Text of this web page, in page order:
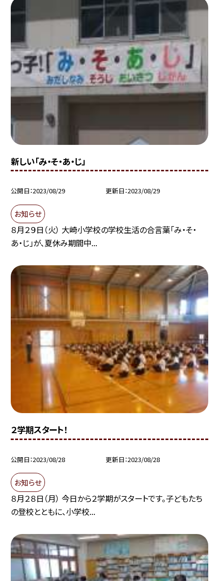
新しい「み・そ・あ・じ」
公開日 2023/08/29 更新日 2023/08/29
お知らせ
８月２９日（火） 大崎小学校の学校生活の合言葉「み・そ・
あ・じ」が、夏休み期間中...
２学期スタート！
公開日 2023/08/28 更新日 2023/08/28
お知らせ
８月２８日（月） 今日から２学期がスタートです。子どもたち
の登校とともに、小学校...